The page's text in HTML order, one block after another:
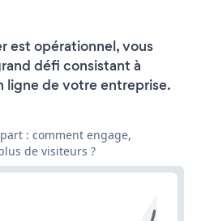
est opérationnel, vous
défi consistant à
ligne de votre entreprise.
: comment engage,
de visiteurs ?